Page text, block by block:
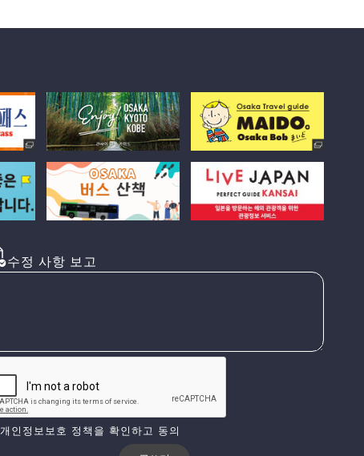
수정 사항 보고
개인정보보호 정책을 확인하고 동의